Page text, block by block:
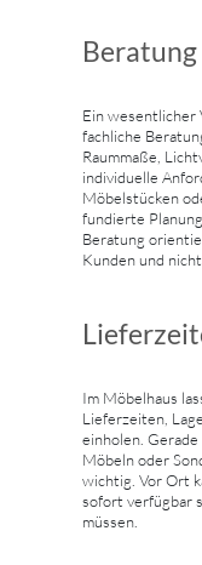
Beratung
Ein wesentlicher
fachliche
Raummaße,
individuelle
Möbelstücken
fundierte
Beratung
Kunden und
Im Möbelhaus
Lieferzeiten,
einholen.
Möbeln oder
wichtig. Vor Ort
sofort verfügbar
müssen.